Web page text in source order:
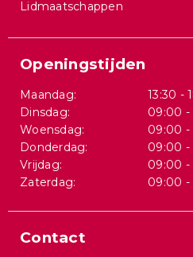
Lidmaatschappen
Openingstijden
Maandag:
13:30 -
Dinsdag:
09:00 -
Woensdag:
09:00 -
Donderdag:
09:00 -
Vrijdag:
09:00 -
Zaterdag:
09:00 -
Contact